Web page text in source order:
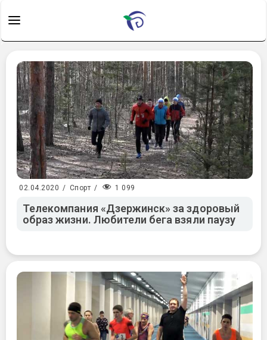
02.04.2020 / Спорт / 1 099
Телекомпания «Дзержинск» за здоровый
образ жизни. Любители бега взяли паузу